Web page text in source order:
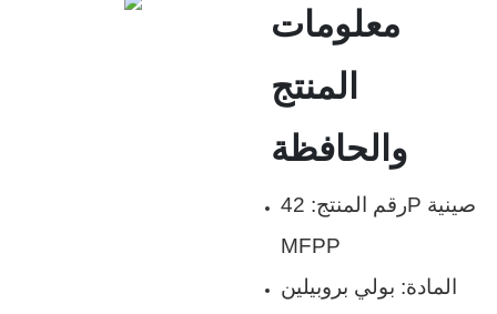
معلومات
المنتج
والحافظة
رقم المنتج: 42P صينية
MFPP
المادة: بولي بروبيلين